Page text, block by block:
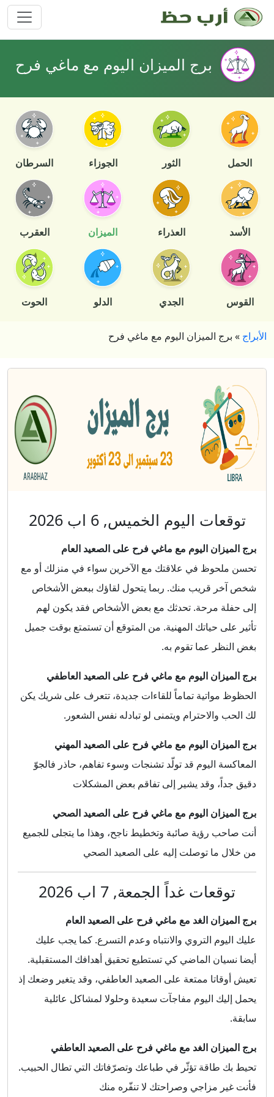
برج الميزان اليوم مع ماغي فرح
الحمل الثور الجوزاء السرطان
الأسد العذراء الميزان العقرب
القوس الجدي الدلو الحوت
الأبراج » برج الميزان اليوم مع ماغي فرح
توقعات اليوم الخميس, 6 اب 2026
برج الميزان اليوم مع ماغي فرح على الصعيد العام
تحسن ملحوظ في علاقتك مع الآخرين سواء في منزلك أو مع
شخص آخر قريب منك. ربما يتحول لقاؤك ببعض الأشخاص
إلى حفلة مرحة. تحدثك مع بعض الأشخاص فقد يكون لهم
تأثير على حياتك المهنية. من المتوقع أن تستمتع بوقت جميل
بغض النظر عما تقوم به.
برج الميزان اليوم مع ماغي فرح على الصعيد العاطفي
الحظوظ مواتية تماماً للقاءات جديدة، تتعرف على شريك يكن
لك الحب والاحترام ويتمنى لو تبادله نفس الشعور.
برج الميزان اليوم مع ماغي فرح على الصعيد المهني
المعاكسة اليوم قد تولّد تشنجات وسوء تفاهم، حاذر فالجوّ
دقيق جداً، وقد يشير إلى تفاقم بعض المشكلات
برج الميزان اليوم مع ماغي فرح على الصعيد الصحي
أنت صاحب رؤية صائبة وتخطيط ناجح، وهذا ما يتجلى للجميع
من خلال ما توصلت إليه على الصعيد الصحي
توقعات غداً الجمعة, 7 اب 2026
برج الميزان الغد مع ماغي فرح على الصعيد العام
عليك اليوم التروي والانتباه وعدم التسرع. كما يجب عليك
أيضا نسيان الماضي كي تستطيع تحقيق أهدافك المستقبلية.
تعيش أوقاتا ممتعة على الصعيد العاطفي، وقد يتغير وضعك إذ
يحمل إليك اليوم مفاجآت سعيدة وحلولا لمشاكل عائلية
سابقة.
برج الميزان الغد مع ماغي فرح على الصعيد العاطفي
تحيط بك طاقة تؤثّر في طباعك وتصرّفاتك التي تطال الحبيب.
فأنت غير مزاجي وصراحتك لا تنفّره منك